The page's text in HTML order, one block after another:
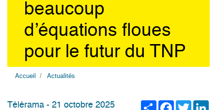
beaucoup
d’équations floues
pour le futur du TNP
Accueil Actualités
ShareFacebook
Twitter
Télérama - 21 octobre 2025